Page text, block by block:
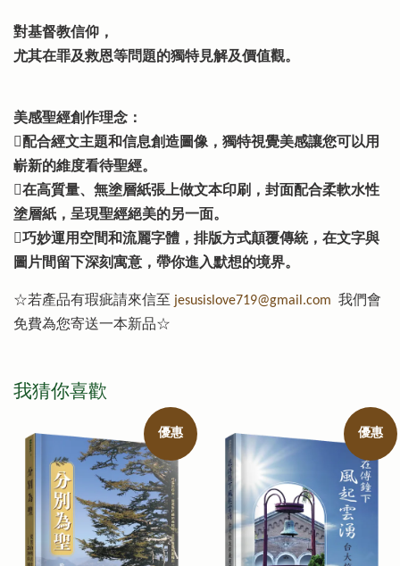
對基督教信仰，
尤其在罪及救恩等問題的獨特見解及價值觀。
美感聖經創作理念：
配合經文主題和信息創造圖像，獨特視覺美感讓您可以用
嶄新的維度看待聖經。
在高質量、無塗層紙張上做文本印刷，封面配合柔軟水性
塗層紙，呈現聖經絕美的另一面。
巧妙運用空間和流麗字體，排版方式顛覆傳統，在文字與
圖片間留下深刻寓意，帶你進入默想的境界。
☆若產品有瑕疵請來信至 jesusislove719@gmail.com 我們會
免費為您寄送一本新品☆
我猜你喜歡
優惠 優惠